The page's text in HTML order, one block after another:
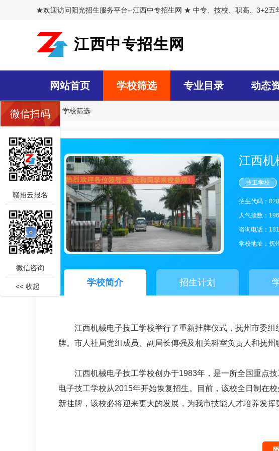
★欢迎访问阳光招生服务平台--江西中专招生网 ★ 中专、技校、职高、3+2五
江西中专招生网
网站首页 学校筛选 专业目录 动态
首页 学校筛选
江西机
技工学校
招生代码：028
人气指数：
咨询电话：
学校地址：抚
学校简介 招生计划
江西机械电子技工学校举行了重新挂牌仪式，抚州市委
牌。市人社局党组成员、副局长傅强及相关科室负责人和抚州
江西机械电子技工学校创办于1983年，是一所全国重点
电子技工学校从2015年开始恢复招生。目前，该校全日制在
新挂牌，该校必将迎来更大的发展，为我市技能人才培养发挥
微信扫码
赣招云报名
微信咨询
<< 收起